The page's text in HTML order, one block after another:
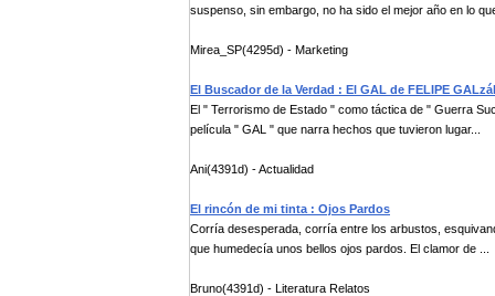
suspenso, sin embargo, no ha sido el mejor año en lo
Mirea_SP(4295d) - Marketing
El Buscador de la Verdad : El GAL de FELIPE
El " Terrorismo de Estado " como táctica de " Guerra
película " GAL " que narra hechos que tuvieron lugar...
Ani(4391d) - Actualidad
El rincón de mi tinta : Ojos Pardos
Corría desesperada, corría entre los arbustos,
que humedecía unos bellos ojos pardos. El clamor de ...
Bruno(4391d) - Literatura Relatos